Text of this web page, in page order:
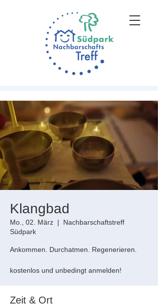
Klangbad
Mo., 02. März
  |
Nachbarschaftstreff
Südpark
Ankommen. Durchatmen. Regenerieren.
kostenlos und unbedingt anmelden!
Zeit & Ort